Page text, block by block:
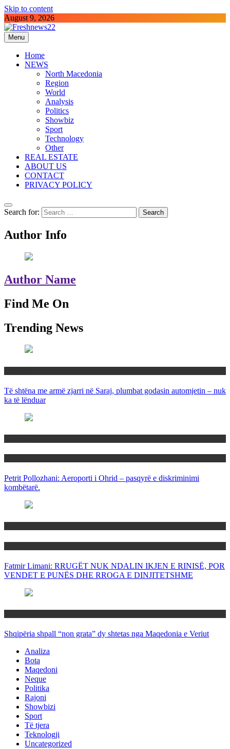
Skip to content
August 9, 2026
Freshnews22
Best News Website in North Macedonia
Menu
Home
NEWS
North Macedonia
Region
World
Analysis
Politics
Showbiz
Sport
Technology
Other
REAL ESTATE
ABOUT US
CONTACT
PRIVACY POLICY
Search for:
Author Info
Author Name
Find Me On
Trending News
Të shtëna me armë zjarri në Saraj, plumbat godasin automjetin – nuk
ka të lënduar
Petrit Pollozhani: Aeroporti i Ohrid – pasqyrë e diskriminimi
kombëtarë.
Fatmir Limani: RRUGËT NUK NDALIN IKJEN E RINISË, POR
VENDET E PUNËS DHE RROGA E DINJITETSHME
Shqipëria shpall “non grata” dy shtetas nga Maqedonia e Veriut
Analiza
Bota
Maqedoni
Neque
Politika
Rajoni
Showbizi
Sport
Të tjera
Teknologji
Uncategorized